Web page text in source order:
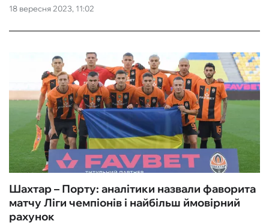
18 вересня 2023, 11:02
Шахтар – Порту: аналітики назвали фаворита
матчу Ліги чемпіонів і найбільш ймовірний
рахунок